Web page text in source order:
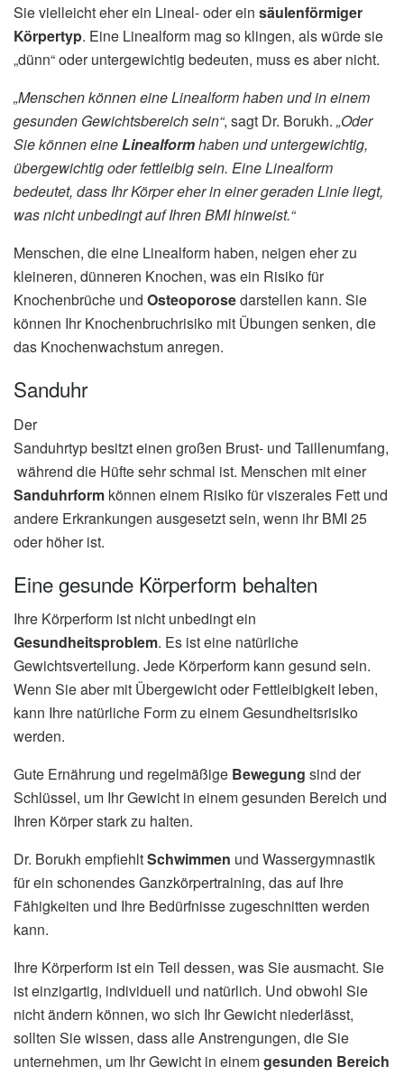
Sie vielleicht eher ein Lineal- oder ein säulenförmiger
Körpertyp. Eine Linealform mag so klingen, als würde sie
„dünn“ oder untergewichtig bedeuten, muss es aber nicht.
„Menschen können eine Linealform haben und in einem
gesunden Gewichtsbereich sein“, sagt Dr. Borukh. „Oder
Sie können eineLinealformhaben und untergewichtig,
übergewichtig oder fettleibig sein. Eine Linealform
bedeutet, dass Ihr Körper eher in einer geraden Linie liegt,
was nicht unbedingt auf Ihren BMI hinweist.“
Menschen, die eine Linealform haben, neigen eher zu
kleineren, dünneren Knochen, was ein Risiko für
Knochenbrüche und Osteoporosedarstellen kann. Sie
können Ihr Knochenbruchrisiko mit Übungen senken, die
das Knochenwachstum anregen.
Sanduhr
Der
Sanduhrtyp besitzt einen großen Brust- und Taillenumfang,
während die Hüfte sehr schmal ist. Menschen mit einer
Sanduhrform können einem Risiko für viszerales Fett und
andere Erkrankungen ausgesetzt sein, wenn ihr BMI 25
oder höher ist.
Eine gesunde Körperform behalten
Ihre Körperform ist nicht unbedingt ein
Gesundheitsproblem. Es ist eine natürliche
Gewichtsverteilung. Jede Körperform kann gesund sein.
Wenn Sie aber mit Übergewicht oder Fettleibigkeit leben,
kann Ihre natürliche Form zu einem Gesundheitsrisiko
werden.
Gute Ernährung und regelmäßige Bewegung sind der
Schlüssel, um Ihr Gewicht in einem gesunden Bereich und
Ihren Körper stark zu halten.
Dr. Borukh empfiehltSchwimmen und Wassergymnastik
für ein schonendes Ganzkörpertraining, das auf Ihre
Fähigkeiten und Ihre Bedürfnisse zugeschnitten werden
kann.
Ihre Körperform ist ein Teil dessen, was Sie ausmacht. Sie
ist einzigartig, individuell und natürlich. Und obwohl Sie
nicht ändern können, wo sich Ihr Gewicht niederlässt,
sollten Sie wissen, dass alle Anstrengungen, die Sie
unternehmen, um Ihr Gewicht in einemgesunden Bereich